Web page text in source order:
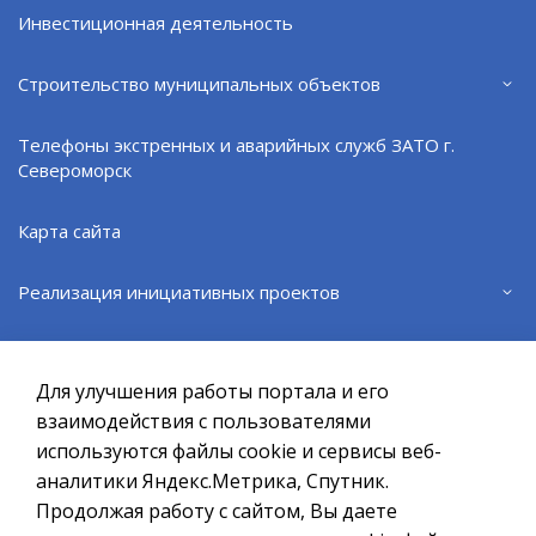
Инвестиционная деятельность
Строительство муниципальных объектов
Телефоны экстренных и аварийных служб ЗАТО г.
Североморск
Карта сайта
Реализация инициативных проектов
Военный комиссариат городов Североморск и
Островной Мурманской области
Ограничение торговли алкоголем
Поделиться: VK
ВЕРНУТЬСЯ НАЗАД
образования ЗАТО г.Североморск
При полном или частичном использовании материалов ссылка
на ресурс обязательна.
Если Вы обнаружили на странице ошибку, пожалуйста, выделите
курсором слово или фразу и нажмите сочетание клавиш
Ctrl+Enter
Для улучшения работы портала и его
взаимодействия с пользователями
используются файлы cookie и сервисы веб-
аналитики Яндекс.Метрика, Спутник.
Продолжая работу с сайтом, Вы даете